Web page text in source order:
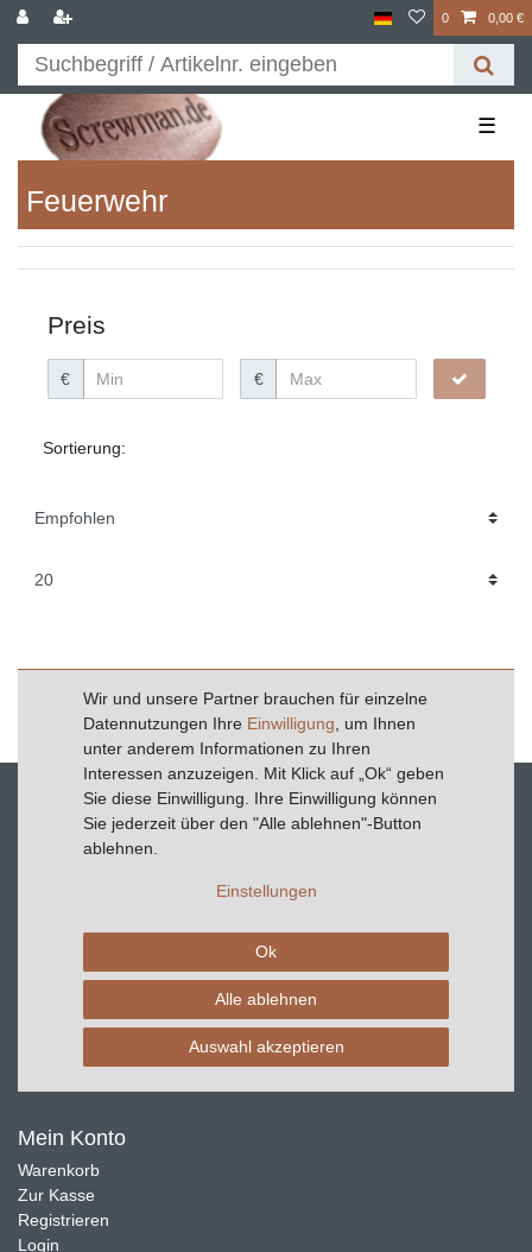
0 0,00 €
☰
Feuerwehr
Preis
€ €
Sortierung:
Feuerwehr
Service
Kontaktformular
Wenn Sie Fragen zu unseren Produkten und Leistungen
Support: +49 961 9304937
Versand: +49 961 4727176
Mein Konto
Warenkorb
Zur Kasse
Registrieren
Login
Wir und unsere Partner brauchen für einzelne
Datennutzungen Ihre Einwilligung, um Ihnen
unter anderem Informationen zu Ihren
Interessen anzuzeigen. Mit Klick auf „Ok“ geben
Sie diese Einwilligung. Ihre Einwilligung können
Sie jederzeit über den "Alle ablehnen"-Button
ablehnen.
Einstellungen
Ok
Alle ablehnen
Auswahl akzeptieren